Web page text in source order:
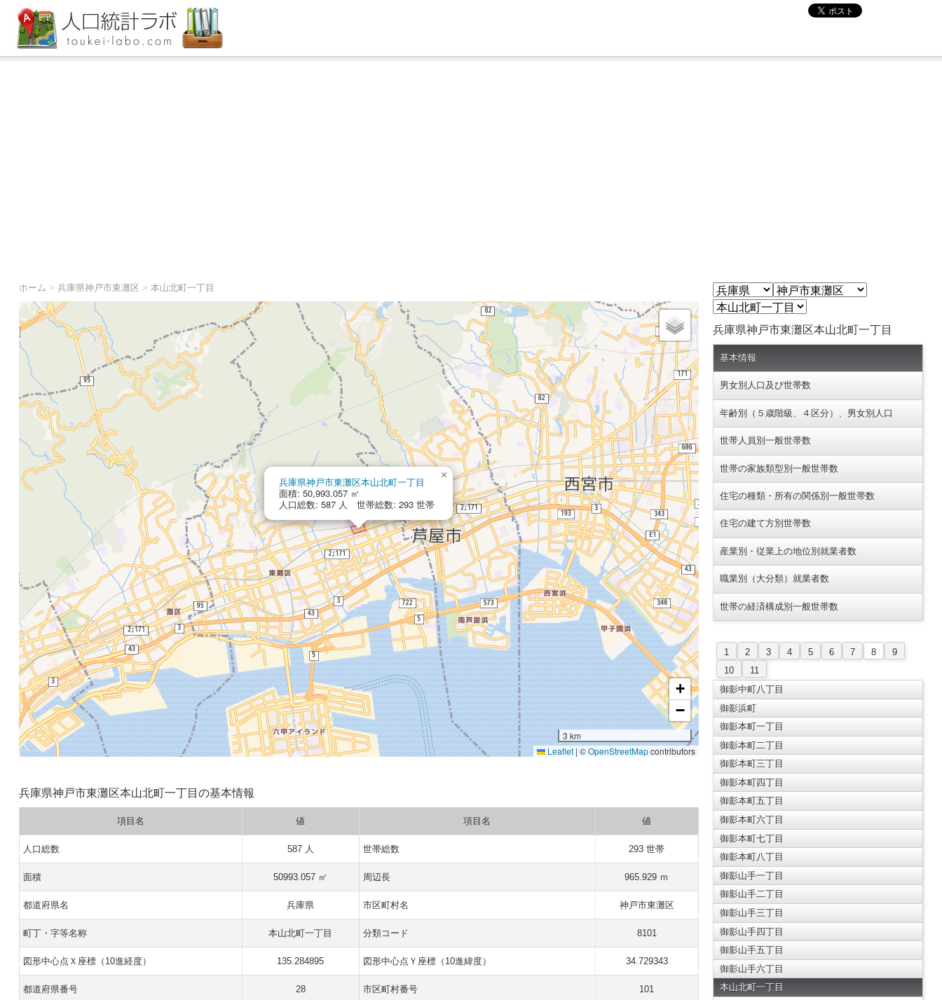
ホーム > 兵庫県神戸市東灘区 > 本山北町一丁目
兵庫県神戸市東灘区本山北町一丁目
面積: 50,993.057 ㎡
人口総数: 587 人 世帯総数: 293 世帯
×
+
−
3 km
Leaflet | ©OpenStreetMapcontributors
兵庫県神戸市東灘区本山北町一丁目の基本情報
項目名 値 項目名 値
人口総数 587 人 世帯総数 293 世帯
面積 50993.057 ㎡ 周辺長 965.929 ｍ
都道府県名 兵庫県 市区町村名 神戸市東灘区
町丁・字等名称 本山北町一丁目 分類コード 8101
図形中心点Ｘ座標（10進経度） 135.284895 図形中心点Ｙ座標（10進緯度） 34.729343
都道府県番号 28 市区町村番号 101
兵庫県神戸市東灘区本山北町一丁目
基本情報
男女別人口及び世帯数
年齢別（５歳階級、４区分）、男女別人口
世帯人員別一般世帯数
世帯の家族類型別一般世帯数
住宅の種類・所有の関係別一般世帯数
住宅の建て方別世帯数
産業別・従業上の地位別就業者数
職業別（大分類）就業者数
世帯の経済構成別一般世帯数
1 2 3 4 5 6 7 8
9
10
11
御影中町八丁目
御影浜町
御影本町一丁目
御影本町二丁目
御影本町三丁目
御影本町四丁目
御影本町五丁目
御影本町六丁目
御影本町七丁目
御影本町八丁目
御影山手一丁目
御影山手二丁目
御影山手三丁目
御影山手四丁目
御影山手五丁目
御影山手六丁目
本山北町一丁目